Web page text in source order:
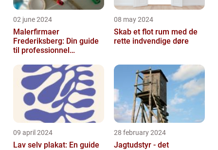
02 june 2024
Malerfirmaer
Frederiksberg: Din guide
til professionnel
08 may 2024
Skab et flot rum med de
rette indvendige døre
09 april 2024
Lav selv plakat: En guide
28 february 2024
Jagtudstyr - det